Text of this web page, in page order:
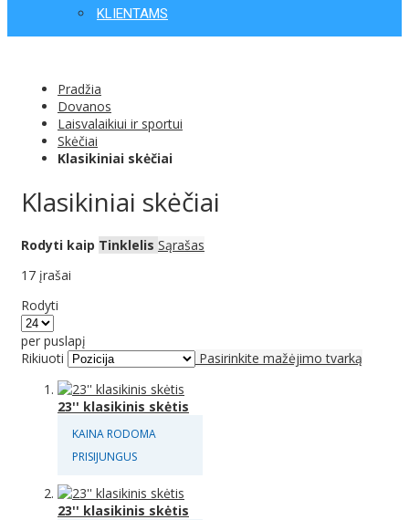
KLIENTAMS
Pradžia
Dovanos
Laisvalaikiui ir sportui
Skėčiai
Klasikiniai skėčiai
Klasikiniai skėčiai
Rodyti kaip Tinklelis Sąrašas
17 įrašai
Rodyti
per puslapį
Rikiuoti
Pasirinkite mažėjimo tvarką
23'' klasikinis skėtis
KAINA RODOMA
PRISIJUNGUS
23'' klasikinis skėtis